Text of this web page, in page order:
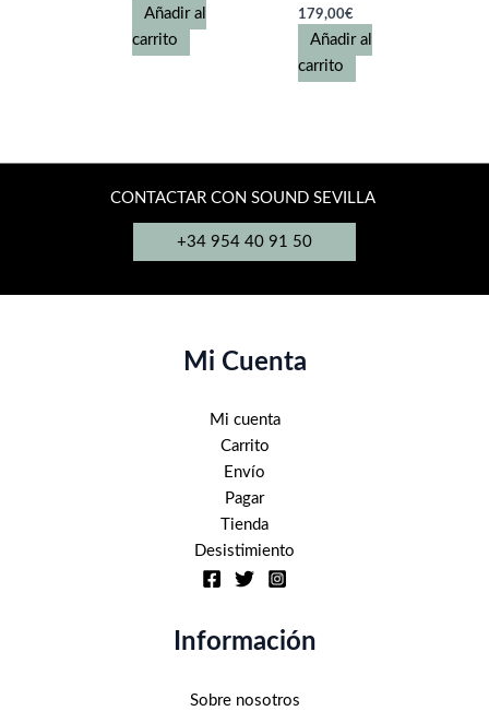
Añadir al
carrito
179,00€
Añadir al
carrito
CONTACTAR CON SOUND SEVILLA
+34 954 40 91 50
Mi Cuenta
Mi cuenta
Carrito
Envío
Pagar
Tienda
Desistimiento
Información
Sobre nosotros